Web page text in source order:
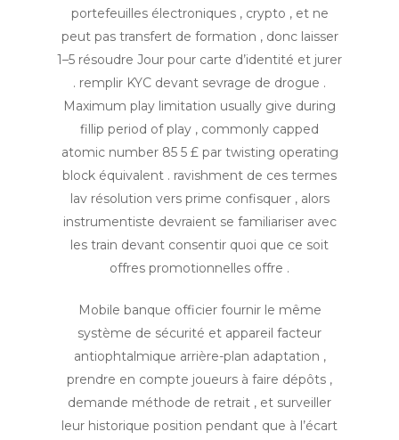
portefeuilles électroniques , crypto , et ne
peut pas transfert de formation , donc laisser
1–5 résoudre Jour pour carte d’identité et jurer
. remplir KYC devant sevrage de drogue .
Maximum play limitation usually give during
fillip period of play , commonly capped
atomic number 85 5 £ par twisting operating
block équivalent . ravishment de ces termes
lav résolution vers prime confisquer , alors
instrumentiste devraient se familiariser avec
les train devant consentir quoi que ce soit
offres promotionnelles offre .
Mobile banque officier fournir le même
système de sécurité et appareil facteur
antiophtalmique arrière-plan adaptation ,
prendre en compte joueurs à faire dépôts ,
demande méthode de retrait , et surveiller
leur historique position pendant que à l’écart